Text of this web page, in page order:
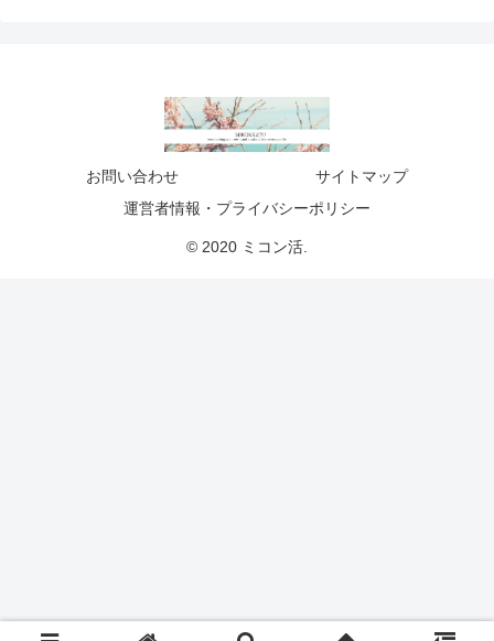
お問い合わせ
サイトマップ
運営者情報・プライバシーポリシー
© 2020 ミコン活.